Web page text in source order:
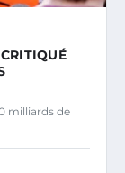
milliards de